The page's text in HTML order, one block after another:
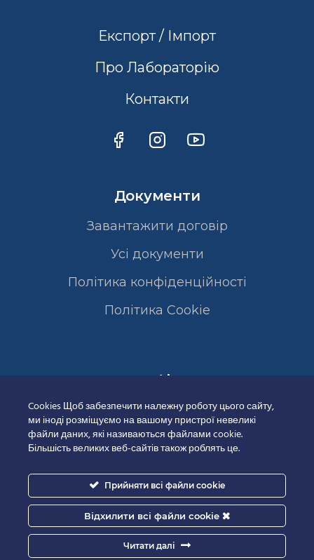
Експорт / Імпорт
Про Лабораторію
Контакти
Документи
Завантажити договір
Усі документи
Політика конфіденційності
Полiтика Cookie
Сертифікати
Cookies Щоб забезпечити належну роботу цього сайту,
ми іноді розміщуємо на вашому пристрої невеликі
файли даних, які називаються файлами cookie.
Більшість великих веб-сайтів також роблять це.
Прийняти всі файли cookie
Відхилити всі файли cookie
Читати далі